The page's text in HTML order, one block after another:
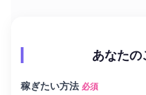
あなたの
稼ぎたい方法 必須